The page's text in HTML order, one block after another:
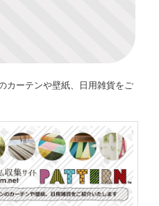
カーテンや壁紙、日用雑貨をご